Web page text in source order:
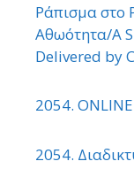
Ράπισμα στο
Αθωότητα/A
Delivered by
2054.
2054.